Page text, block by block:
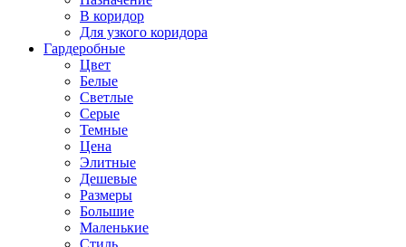
В коридор
Для узкого коридора
Гардеробные
Цвет
Белые
Светлые
Серые
Темные
Цена
Элитные
Дешевые
Размеры
Большие
Маленькие
Стиль